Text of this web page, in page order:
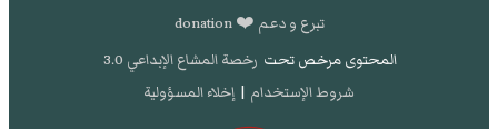
تبرع و دعم ❤️ donation
المحتوى مرخص تحت رخصة المشاع الإبداعي 3.0
شروط الإستخدام | إخلاء المسؤولية